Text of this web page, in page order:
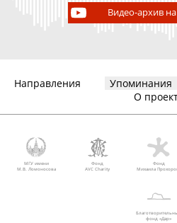
Видео-архив
Направления Упоминания
О
МГУ имени
М.В. Ломоносова
Фонд
AVC Charity
Фонд
Михаила
фонд «Дар»